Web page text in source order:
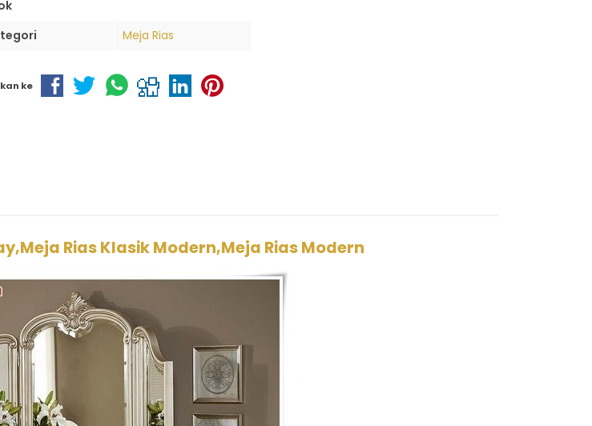
Meja Rias
ke
Rias Klasik Modern,Meja Rias Modern